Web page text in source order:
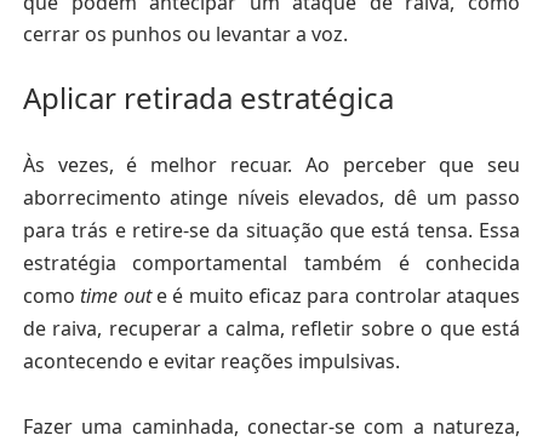
cerrar os punhos ou levantar a voz.
Aplicar retirada estratégica
Às vezes, é melhor recuar. Ao perceber que seu
aborrecimento atinge níveis elevados, dê um passo
para trás e retire-se da situação que está tensa. Essa
estratégia comportamental também é conhecida
como time oute é muito eficaz para controlar ataques
de raiva, recuperar a calma, refletir sobre o que está
acontecendo e evitar reações impulsivas.
Fazer uma caminhada, conectar-se com a natureza,